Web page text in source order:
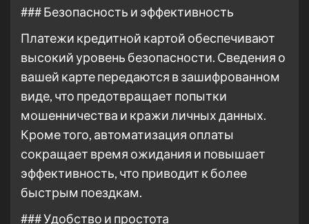
### Безопасность и эффективность
Платежи кредитной картой обеспечивают
высокий уровень безопасности. Сведения о
вашей карте передаются в зашифрованном
виде, что предотвращает попытки
мошенничества и кражи личных данных.
Кроме того, автоматизация оплаты
сокращает время ожидания и повышает
эффективность, что приводит к более
быстрым поездкам.
### Удобство и простота